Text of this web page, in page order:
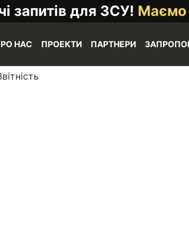
запитів для ЗСУ! Маємо
НАС ПРОЕКТИ ПАРТНЕРИ